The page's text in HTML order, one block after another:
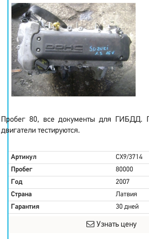
Пробег 80, все документы для ГИБДД.
двигатели тестируются.
Артикул
CX9/3714
Пробег
80000
Год
2007
Страна
Латвия
Гарантия
30 дней
Узнать цену